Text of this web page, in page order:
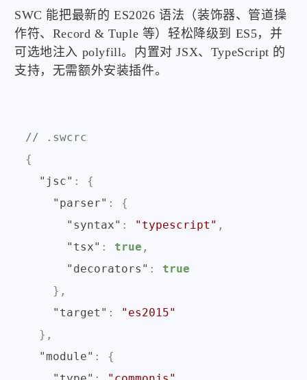
SWC 能把最新的 ES2026 语法（装饰器、管道操
作符、Record & Tuple 等）轻松降级到 ES5，并
可选地注入 polyfill。内置对 JSX、TypeScript 的
支持，无需额外安装插件。
// .swcrc
{
"jsc" :
{
"parser" :
{
"syntax" : "typescript" ,
"tsx" : true ,
"decorators" :
true
} ,
"target" :
"es2015"
} ,
"module" :
{